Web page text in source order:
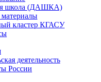
школа (ДАШКА)
кластер КГАСУ
деятельность
России